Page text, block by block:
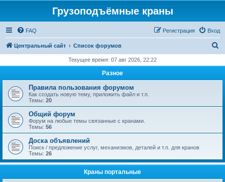
Грузоподъёмные краны
FAQ Вход
Регистрация
Центральный сайт Список форумов
с
Текущее время: 07 авг 2026, 22:22
Разное
Правила пользования форумом
Как создать новую тему, приложить файл и т.п.
Темы: 20
Общий форум
Форум на любые темы связанные с кранами.
Темы: 56
Доска объявлений
Поиск / предложение услуг, механизмов, деталей и т.п. для кранов
Темы: 26
Краны портальные